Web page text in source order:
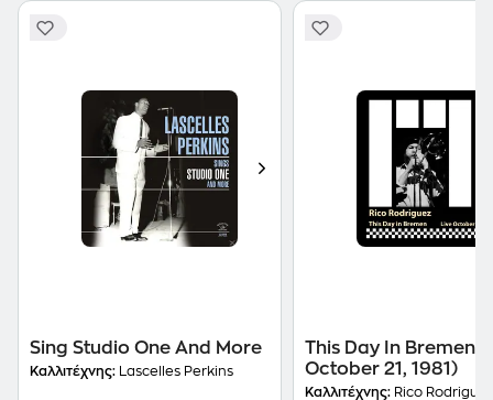
Sing Studio One And More
Καλλιτέχνης: Lascelles Perkins
This Day In Bremen
October 21, 1981)
Καλλιτέχνης: Rico Rodriguez